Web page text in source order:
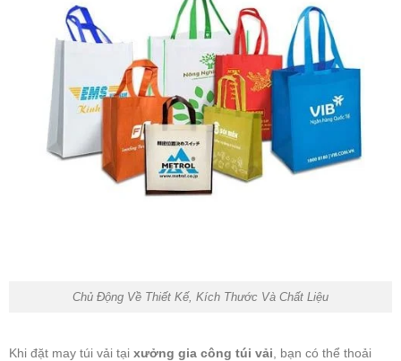
Chủ Động Về Thiết Kế, Kích Thước Và Chất Liệu
Khi đặt may túi vải tại xưởng gia công túi vải , bạn có thể thoải